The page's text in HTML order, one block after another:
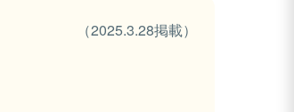
（2025.3.28掲載）